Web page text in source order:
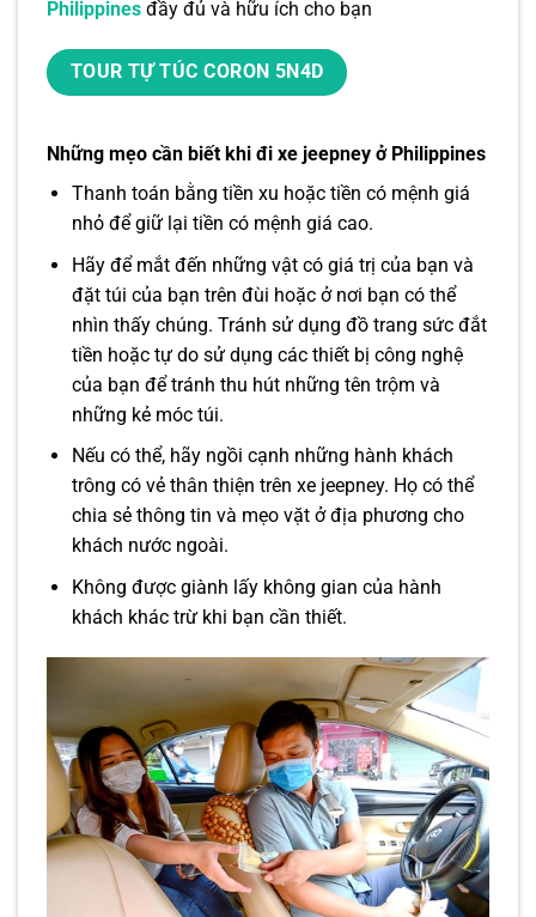
Philippines đầy đủ và hữu ích cho bạn
TOUR TỰ TÚC CORON 5N4D
Những mẹo cần biết khi đi xe jeepney ở Philippines
Thanh toán bằng tiền xu hoặc tiền có mệnh giá
nhỏ để giữ lại tiền có mệnh giá cao.
Hãy để mắt đến những vật có giá trị của bạn và
đặt túi của bạn trên đùi hoặc ở nơi bạn có thể
nhìn thấy chúng. Tránh sử dụng đồ trang sức đắt
tiền hoặc tự do sử dụng các thiết bị công nghệ
của bạn để tránh thu hút những tên trộm và
những kẻ móc túi.
Nếu có thể, hãy ngồi cạnh những hành khách
trông có vẻ thân thiện trên xe jeepney. Họ có thể
chia sẻ thông tin và mẹo vặt ở địa phương cho
khách nước ngoài.
Không được giành lấy không gian của hành
khách khác trừ khi bạn cần thiết.